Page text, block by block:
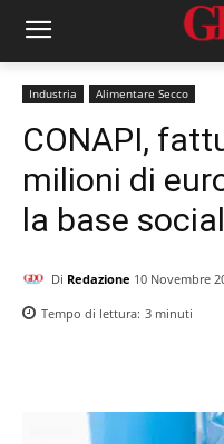
Industria Alimentare Secco
CONAPI,
milioni di
la base
Di Redazione 10 Novembre
Tempo di lettura: 3 minuti